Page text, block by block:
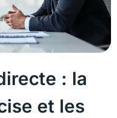
: la
et les